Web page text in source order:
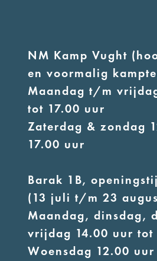
NM Kamp Vught
en voormalig
Maandag t/m
tot 17.00 uur
Zaterdag & zondag
17.00 uur
Barak 1B,
(13 juli t/m 23
Maandag, dinsdag,
vrijdag 14.00 uur tot
Woensdag 12.00